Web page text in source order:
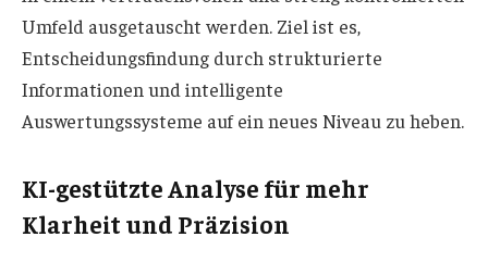
Umfeld ausgetauscht werden. Ziel ist es,
Entscheidungsfindung durch strukturierte
Informationen und intelligente
Auswertungssysteme auf ein neues Niveau zu heben.
KI-gestützte Analyse für mehr
Klarheit und Präzision